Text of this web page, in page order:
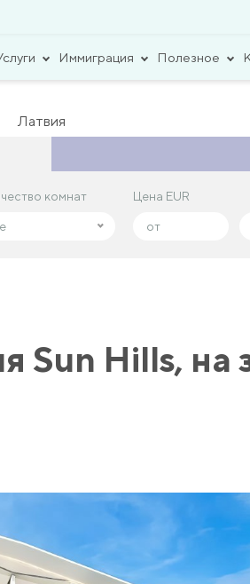
Иммиграция Полезное
Латвия
комнат Цена EUR
комнат Цена EUR
Sun Hills,